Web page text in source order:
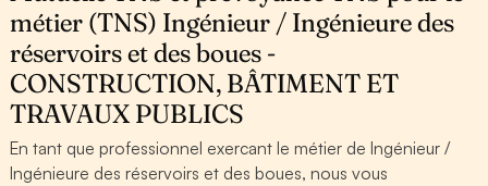
métier (TNS) Ingénieur / Ingénieure des
réservoirs et des boues -
CONSTRUCTION, BÂTIMENT ET
TRAVAUX PUBLICS
En tant que professionnel exercant le métier de Ingénieur /
Ingénieure des réservoirs et des boues, nous vous